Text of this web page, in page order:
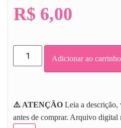
R$ 6,00
Adicionar ao carrinho
⚠️ ATENÇÃO Leia a descrição,
antes de comprar. Arquivo digital